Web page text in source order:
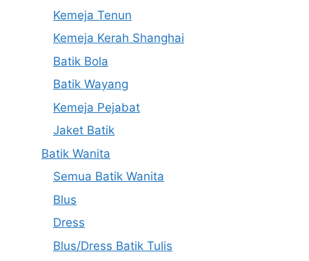
Kemeja Tenun
Kemeja Kerah Shanghai
Batik Bola
Batik Wayang
Kemeja Pejabat
Jaket Batik
Batik Wanita
Semua Batik Wanita
Blus
Dress
Blus/Dress Batik Tulis